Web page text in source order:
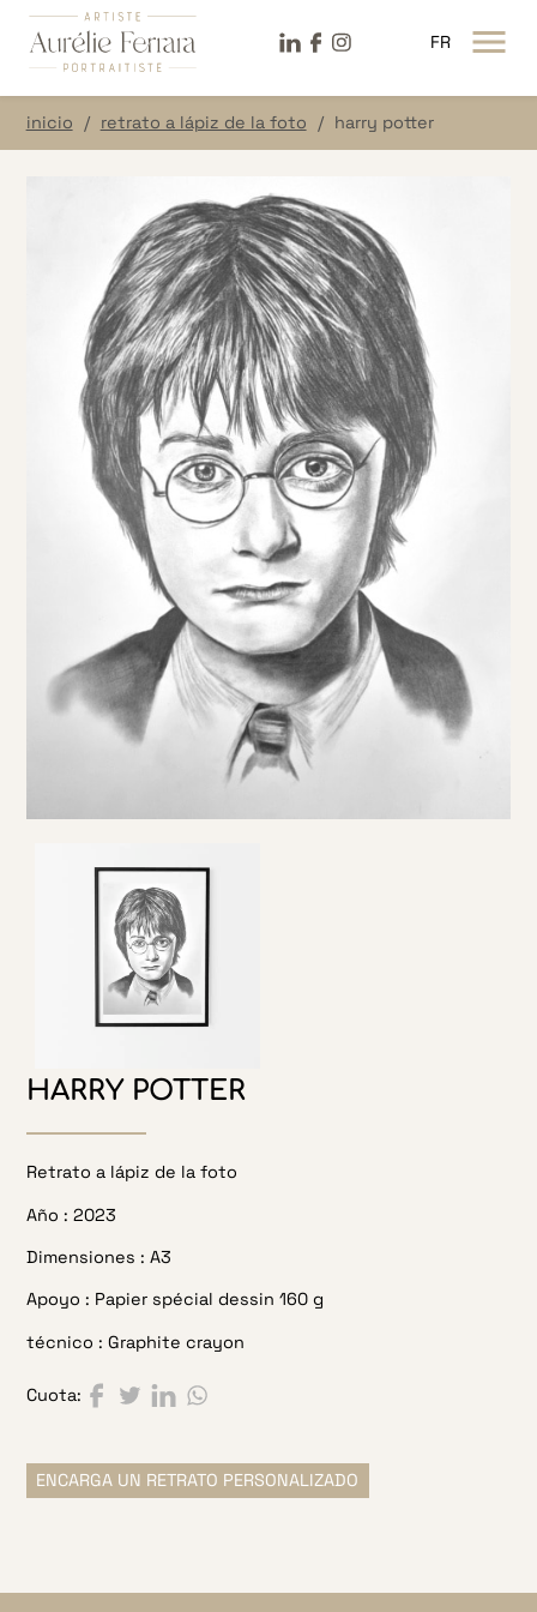
FR
LinkeDin
FacebookInstagram
inicio retrato a lápiz de la foto harry potter
HARRY POTTER
Retrato a lápiz de la foto
Año : 2023
Dimensiones : A3
Apoyo : Papier spécial dessin 160 g
técnico : Graphite crayon
Cuota:
Compartir en Facebook
Compartir en Twitter
ENCARGA UN RETRATO PERSONALIZADO